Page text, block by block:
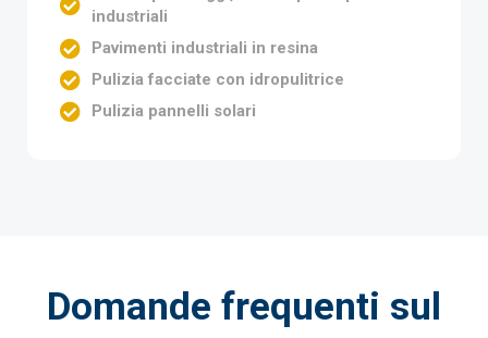
industriali
Pavimenti industriali in resina
Pulizia facciate con idropulitrice
Pulizia pannelli solari
Domande frequenti sul